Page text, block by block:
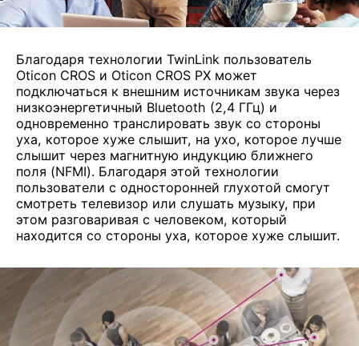
Благодаря технологии TwinLink пользователь
Oticon CROS и Oticon CROS PX может
подключаться к внешним источникам звука через
низкоэнергетичный Bluetooth (2,4 ГГц) и
одновременно транслировать звук со стороны
уха, которое хуже слышит, на ухо, которое лучше
слышит через магнитную индукцию ближнего
поля (NFMI). Благодаря этой технологии
пользователи с односторонней глухотой смогут
смотреть телевизор или слушать музыку, при
этом разговаривая с человеком, который
находится со стороны уха, которое хуже слышит.